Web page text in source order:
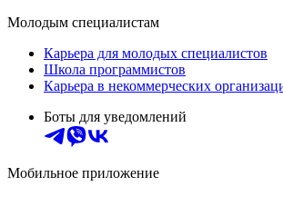
Молодым специалистам
Карьера для молодых специалистов
Школа программистов
Карьера в некоммерческих
Боты для уведомлений
Мобильное приложение